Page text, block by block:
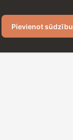
Pievienot sūdzību